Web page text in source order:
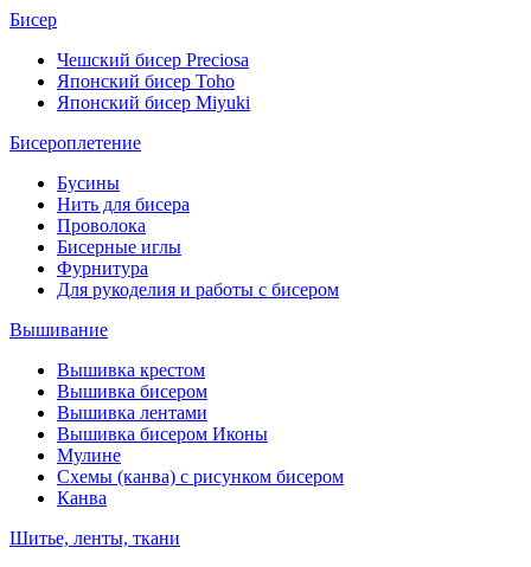
Бисер
Чешский бисер Preciosa
Японский бисер Toho
Японский бисер Miyuki
Бисероплетение
Бусины
Нить для бисера
Проволока
Бисерные иглы
Фурнитура
Для рукоделия и работы с бисером
Вышивание
Вышивка крестом
Вышивка бисером
Вышивка лентами
Вышивка бисером Иконы
Мулине
Схемы (канва) с рисунком бисером
Канва
Шитье, ленты, ткани